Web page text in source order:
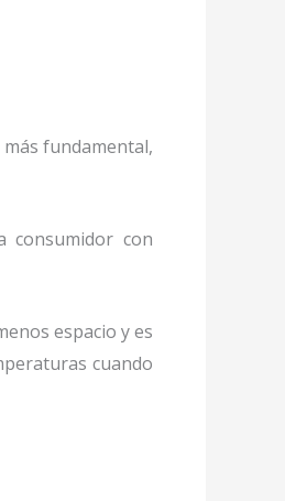
fundamental,
consumidor con
espacio y es
cuando